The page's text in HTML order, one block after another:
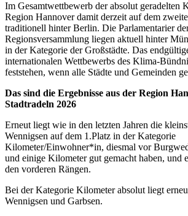
Im Gesamtwettbewerb der absolut geradelten
Region Hannover damit derzeit auf dem
traditionell hinter Berlin. Die Parlamentarier
Regionsversammlung liegen aktuell hinter
in der Kategorie der Großstädte. Das
internationalen Wettbewerbs des Klima-
feststehen, wenn alle Städte und Gemeinden
Das sind die Ergebnisse aus der Region
Stadtradeln 2026
Erneut liegt wie in den letzten Jahren die
Wennigsen auf dem 1.Platz in der Kategorie
Kilometer/Einwohner*in, diesmal vor
und einige Kilometer gut gemacht haben, und
den vorderen Rängen.
Bei der Kategorie Kilometer absolut liegt
Wennigsen und Garbsen.